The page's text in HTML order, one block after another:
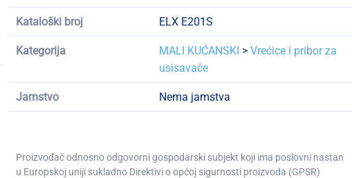
Kataloški broj ELX E201S
Kategorija MALI KUĆANSKI >Vrećice i pribor za
usisavače
Jamstvo Nema jamstva
Proizvođač odnosno odgovorni gospodarski subjekt koji ima poslovni nastan
u Europskoj uniji sukladno Direktivi o općoj sigurnosti proizvoda (GPSR)